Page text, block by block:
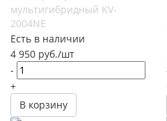
мультигибридный KV-
2004NE
Есть в наличии
4 950 руб./шт
-
+
В корзину